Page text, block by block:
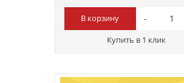
В корзину
Купить в 1 клик